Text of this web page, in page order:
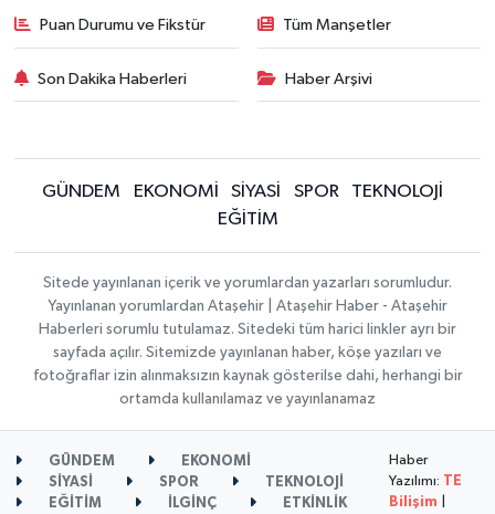
Puan Durumu ve Fikstür Tüm Manşetler
Son Dakika Haberleri Haber Arşivi
GÜNDEM EKONOMİ SİYASİ SPOR
TEKNOLOJİ
EĞİTİM
Sitede yayınlanan içerik ve yorumlardan yazarları sorumludur.
Yayınlanan yorumlardan Ataşehir | Ataşehir Haber - Ataşehir
Haberleri sorumlu tutulamaz. Sitedeki tüm harici linkler ayrı bir
sayfada açılır. Sitemizde yayınlanan haber, köşe yazıları ve
fotoğraflar izin alınmaksızın kaynak gösterilse dahi, herhangi bir
ortamda kullanılamaz ve yayınlanamaz
GÜNDEM
EKONOMİ
SİYASİ
SPOR
TEKNOLOJİ
EĞİTİM
İLGİNÇ ETKİNLİK
Haber
Yazılımı:
TE
Bilişim